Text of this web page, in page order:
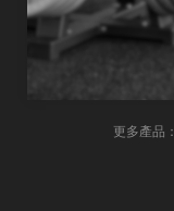
更多產品：